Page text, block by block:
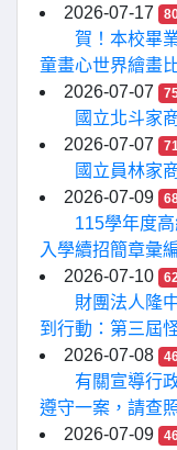
2026-07-17
賀！本校畢
童畫心世界繪畫
2026-07-07
國立北斗家
2026-07-07
國立員林家
2026-07-09
115學年度
入學續招簡章彙
2026-07-10
財團法人隆
到行動：第三屆
2026-07-08
有關宣導行
遵守一案，請查
2026-07-09